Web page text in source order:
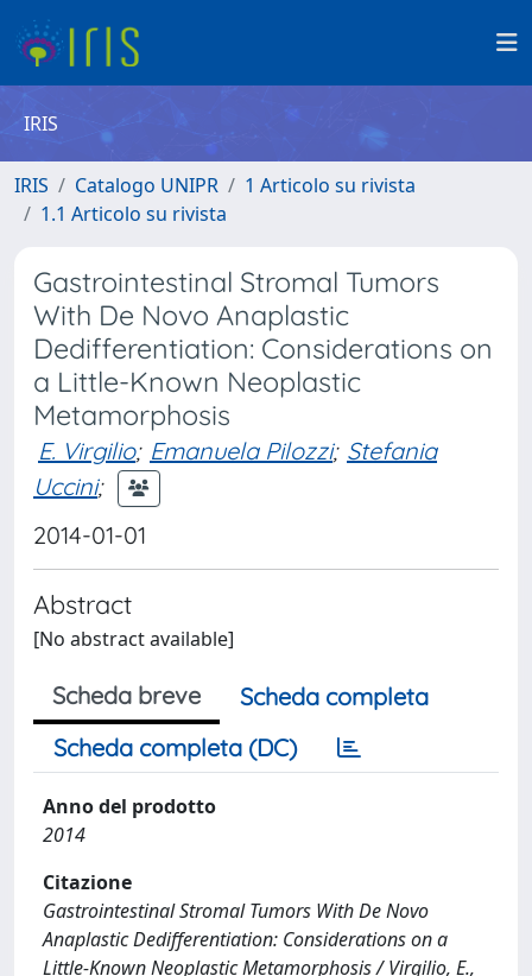
IRIS
IRIS Catalogo UNIPR
1 Articolo su rivista
1.1 Articolo su rivista
Gastrointestinal Stromal Tumors
With De Novo Anaplastic
Dedifferentiation: Considerations on
a Little-Known Neoplastic
Metamorphosis
E. Virgilio; Emanuela Pilozzi; Stefania
Uccini;
2014-01-01
Abstract
[No abstract available]
Scheda breve
Scheda completa
Scheda completa (DC)
Anno del prodotto
2014
Citazione
Gastrointestinal Stromal Tumors With De Novo
Anaplastic Dedifferentiation: Considerations on a
Little-Known Neoplastic Metamorphosis / Virgilio, E.,